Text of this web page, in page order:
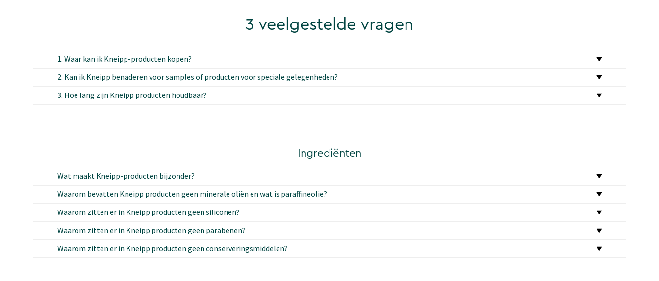
3 veelgestelde vragen
1. Waar kan ik Kneipp-producten kopen?
2. Kan ik Kneipp benaderen voor samples of producten voor speciale gelegenheden?
3. Hoe lang zijn Kneipp producten houdbaar?
Ingrediënten
Wat maakt Kneipp-producten bijzonder?
Waarom bevatten Kneipp producten geen minerale oliën en wat is paraffineolie?
Waarom zitten er in Kneipp producten geen siliconen?
Waarom zitten er in Kneipp producten geen parabenen?
Waarom zitten er in Kneipp producten geen conserveringsmiddelen?